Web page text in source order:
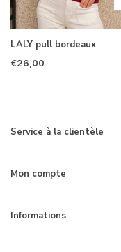
LALY pull bordeaux
€26,00
Service à la clientèle
Mon compte
Informations